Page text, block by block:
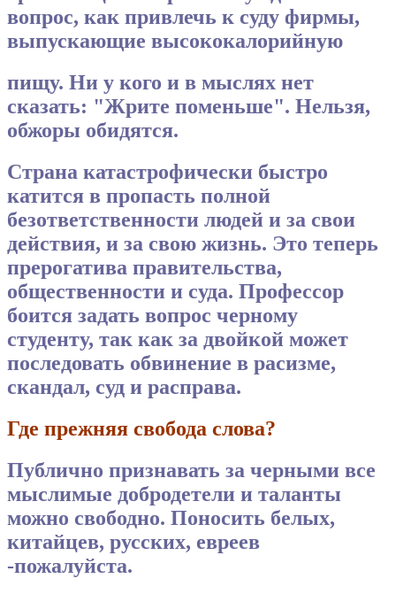
вопрос, как привлечь к суду фирмы,
выпускающие высококалорийную
пищу. Ни у кого и в мыслях нет
сказать: "Жрите поменьше". Нельзя,
обжоры обидятся.
Страна катастрофически быстро
катится в пропасть полной
безответственности людей и за свои
действия, и за свою жизнь. Это теперь
прерогатива правительства,
общественности и суда. Профессор
боится задать вопрос черному
студенту, так как за двойкой может
последовать обвинение в расизме,
скандал, суд и расправа.
Где прежняя свобода слова?
Публично признавать за черными все
мыслимые добродетели и таланты
можно свободно. Поносить белых,
китайцев, русских, евреев
-пожалуйста.